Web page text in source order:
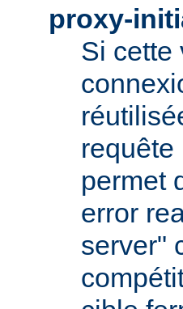
proxy-
Si cette
permet
error
server"